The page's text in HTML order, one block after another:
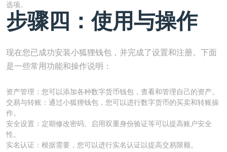
选项。
步骤四：使用与操作
现在您已成功安装小狐狸钱包，并完成了设置和注册。下面
是一些常用功能和操作说明：
资产管理：您可以添加各种数字货币钱包，查看和管理自己的资产。
交易与转账：通过小狐狸钱包，您可以进行数字货币的买卖和转账操
作。
安全设置：定期修改密码、启用双重身份验证等可以提高账户安全
性。
实名认证：根据需要，您可以进行实名认证以提高交易限额。